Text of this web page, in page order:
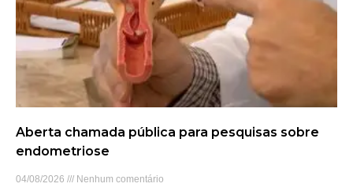
Aberta chamada pública para pesquisas sobre
endometriose
04/08/2026 Nenhum comentário